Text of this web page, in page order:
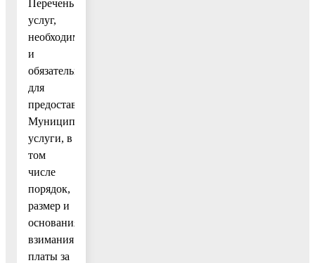
Перечень
услуг,
необходимых
и
обязательных
для
предоставления
Муниципальной
услуги, в
том
числе
порядок,
размер и
основания
взимания
платы за